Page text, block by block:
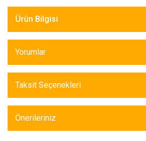
Ürün Bilgisi
Yorumlar
Taksit Seçenekleri
Önerileriniz